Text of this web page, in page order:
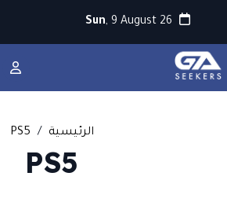
Sun, 9 August 26
الرئيسية /
PS5
PS5